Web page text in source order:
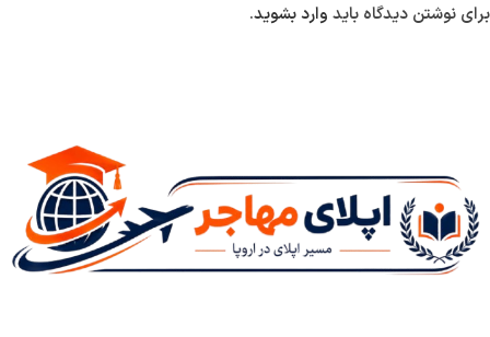
برای نوشتن دیدگاه باید وارد بشوید.